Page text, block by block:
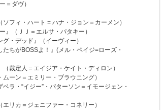
＝ダヴ）
ソフィ・ハート = ハナ・ジョン＝カーメン）
』（ＪＪ＝エルサ・パタキー）
・デッド』（イーヴィー）
ちがBOSSよ！』(メル・ペイジ=ローズ・
（裁定人＝エイジア・ケイト・ディロン）
ーン＝エミリー・ブラウニング）
ラ・“イジー”・パターソン＝イモージェン・
リカ＝ジェニファー・コネリー）